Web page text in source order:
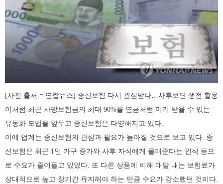
[사진 출처 = 연합뉴스] 종신보험 다시 관심받나…사후보단 생전 활용
이처럼 최근 사망보험금의 최대 90%를 연금처럼 미리 받을 수 있는
유동화 도입을 앞두고 종신보험은 다양해지고 있다.
이에 업계는 종신보험의 관심과 필요가 높아질 것으로 보고 있다. 종
신보험은 최근 1인 가구 증가와 사후 자식에게 물려준다는 인식 등으
로 수요가 줄어들고 있었다. 또 다른 상품에 비해 매달 내는 보험료가
상대적으로 높고 장기간 유지해야 하는 만큼 수요가 감소했던 것이다.